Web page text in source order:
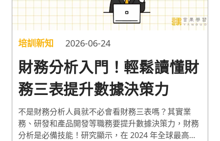
培訓新知 2026-06-24
財務分析入門！輕鬆讀懂財
務三表提升數據決策力
不是財務分析人員就不必會看財務三表嗎？其實業
務、研發和產品開發等職務要提升數據決策力，財務
分析是必備技能！研究顯示，在 2024 年全球最高需